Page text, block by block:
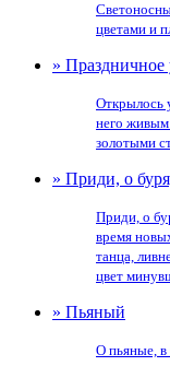
цветами и
» Праздничное
Открылось
него живым
золотыми
» Приди, о
Приди, о
время
танца,
цвет
» Пьяный
О пьяные, в